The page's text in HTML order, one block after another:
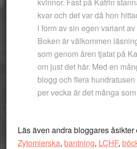
kvar och det var då hon
i form av sin egen variant av
Boken är välkommen
som genom åren tjatat på
om just det här. Med en
blogg och flera
per vecka är det många
Läs även andra bloggares åsikter
Zytomierska, bantning, LCHF,